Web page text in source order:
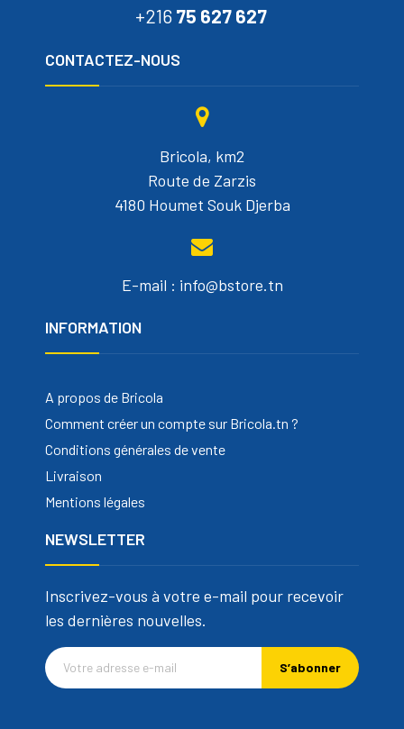
+216 75 627 627
CONTACTEZ-NOUS
Bricola, km2
Route de Zarzis
4180 Houmet Souk Djerba
E-mail : info@bstore.tn
INFORMATION
A propos de Bricola
Comment créer un compte sur Bricola.tn ?
Conditions générales de vente
Livraison
Mentions légales
NEWSLETTER
Inscrivez-vous à votre e-mail pour recevoir
les dernières nouvelles.
S’abonner